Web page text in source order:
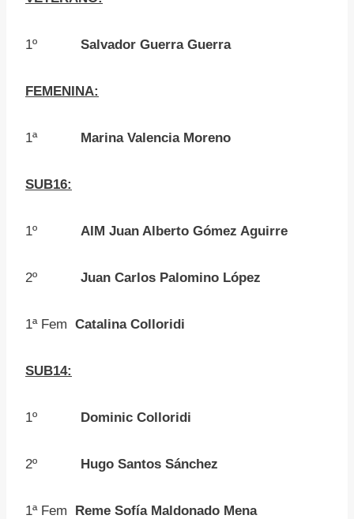
1º Salvador Guerra Guerra
FEMENINA:
1ª Marina Valencia Moreno
SUB16:
1º AIM Juan Alberto Gómez Aguirre
2º Juan Carlos Palomino López
1ª Fem Catalina Colloridi
SUB14:
1º Dominic Colloridi
2º Hugo Santos Sánchez
1ª Fem Reme Sofía Maldonado Mena